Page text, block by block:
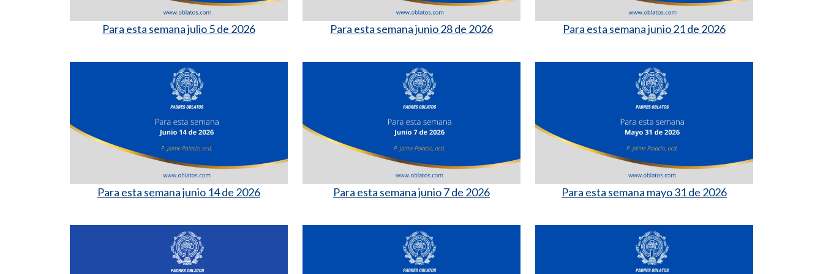
Para esta semana julio 5 de 2026 Para esta semana junio 28 de 2026 Para esta semana junio 21 de 2026
Para esta semana junio 14 de 2026 Para esta semana junio 7 de 2026 Para esta semana mayo 31 de 2026